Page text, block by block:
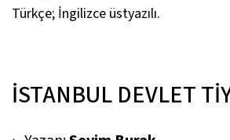
Türkçe; İngilizce üstyazılı.
İSTANBUL DEVLET